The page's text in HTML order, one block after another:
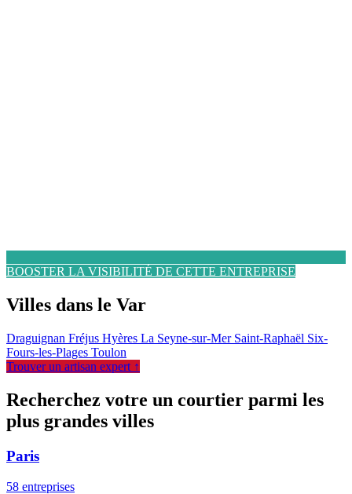
BOOSTER LA VISIBILITÉ DE CETTE ENTREPRISE
Villes dans le Var
Draguignan Fréjus Hyères La Seyne-sur-Mer Saint-Raphaël Six-
Fours-les-Plages Toulon
Trouver un artisan expert ↑
Recherchez votre un courtier parmi les
plus grandes villes
Paris
58 entreprises